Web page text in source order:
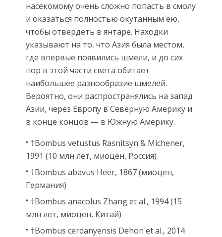
насекомому очень сложно попасть в смолу
и оказаться полностью окутанным ею,
чтобы отвердеть в янтаре. Находки
указывают на то, что Азия была местом,
где впервые появились шмели, и до сих
пор в этой части света обитает
наибольшее разнообразие шмелей.
Вероятно, они распространялись на запад
Азии, через Европу в Северную Америку и
в конце концов — в Южную Америку.
†Bombus vetustus Rasnitsyn & Michener,
1991 (10 млн лет, миоцен, Россия)
†Bombus abavus Heer, 1867 (миоцен,
Германия)
†Bombus anacolus Zhang et al., 1994 (15
млн лет, миоцен, Китай)
†Bombus cerdanyensis Dehon et al., 2014